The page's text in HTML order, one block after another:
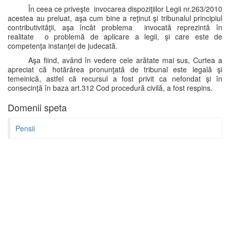
În ceea ce priveşte invocarea dispoziţiilor Legii nr.263/2010
acestea au preluat, aşa cum bine a reţinut şi tribunalul principiul
contributivităţii, aşa încât problema invocată reprezintă în
realitate o problemă de aplicare a legii, şi care este de
competenţa instanţei de judecată.
Aşa fiind, având în vedere cele arătate mai sus, Curtea a
apreciat că hotărârea pronunţată de tribunal este legală şi
temeinică, astfel că recursul a fost privit ca nefondat şi în
consecinţă în baza art.312 Cod procedură civilă, a fost respins.
Domenii speta
Pensii